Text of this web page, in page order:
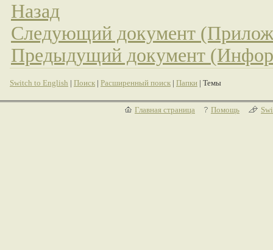
Назад
Следующий документ
Предыдущий документ
Switch to English | Поиск | Расширенный поиск | Папки | Темы
Главная страница Помощь